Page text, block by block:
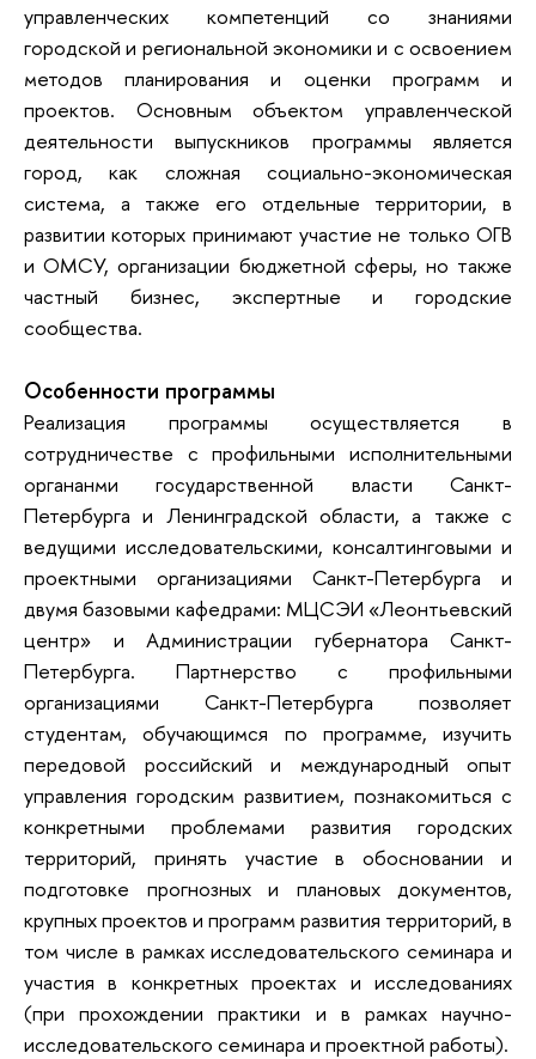
управленческих компетенций со знаниями
городской и региональной экономики и с освоением
методов планирования и оценки программ и
проектов. Основным объектом управленческой
деятельности выпускников программы является
город, как сложная социально-экономическая
система, а также его отдельные территории, в
развитии которых принимают участие не только ОГВ
и ОМСУ, организации бюджетной сферы, но также
частный бизнес, экспертные и городские
сообщества.
Особенности программы
Реализация программы осуществляется в
сотрудничестве с профильными исполнительными
органанми государственной власти Санкт-
Петербурга и Ленинградской области, а также с
ведущими исследовательскими, консалтинговыми и
проектными организациями Санкт-Петербурга и
двумя базовыми кафедрами: МЦСЭИ «Леонтьевский
центр» и Администрации губернатора Санкт-
Петербурга. Партнерство с профильными
организациями Санкт-Петербурга позволяет
студентам, обучающимся по программе, изучить
передовой российский и международный опыт
управления городским развитием, познакомиться с
конкретными проблемами развития городских
территорий, принять участие в обосновании и
подготовке прогнозных и плановых документов,
крупных проектов и программ развития территорий, в
том числе в рамках исследовательского семинара и
участия в конкретных проектах и исследованиях
(при прохождении практики и в рамках научно-
исследовательского семинара и проектной работы).